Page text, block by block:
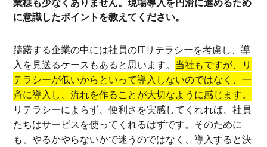
に意識したポイントを教えてください。
躊躇する企業の中には社員のITリテラシーを考慮し、導
入を見送るケースもあると思います。 当社もですが、リ
テラシーが低いからといって導入しないのではなく、一
斉に導入し、流れを作ることが大切なように感じます。
リテラシーによらず、便利さを実感してくれれば、社員
たちはサービスを使ってくれるはずです。そのために
も、やるかやらないかで迷うのではなく、導入すると決